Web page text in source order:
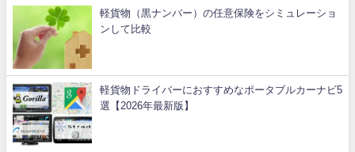
軽貨物（黒ナンバー）の任意保険をシミュレーショ
ンして比較
軽貨物ドライバーにおすすめなポータブルカーナビ5
選【2026年最新版】